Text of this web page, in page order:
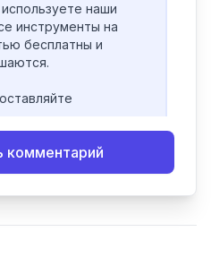
наши
инструменты на
бесплатны и
работает
комментарий